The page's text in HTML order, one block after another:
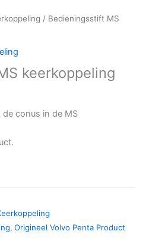
/ Bedieningsstift MS
keerkoppeling
conus in de MS
, Origineel Volvo Penta Product